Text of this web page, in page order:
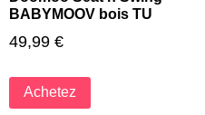
BABYMOOV bois TU
49,99 €
Achetez